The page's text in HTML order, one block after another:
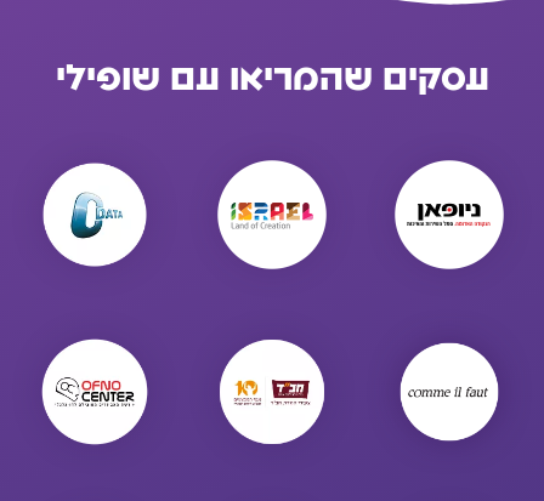
עסקים שהמריאו עם שופילי